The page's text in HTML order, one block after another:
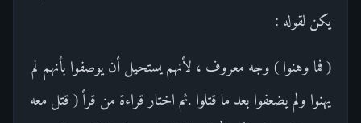
يكن لقوله :
( فما وهنوا ) وجه معروف ، لأنهم يستحيل أن يوصفوا بأنهم لم
يهنوا ولم يضعفوا بعد ما قتلوا .ثم اختار قراءة من قرأ ( قتل معه